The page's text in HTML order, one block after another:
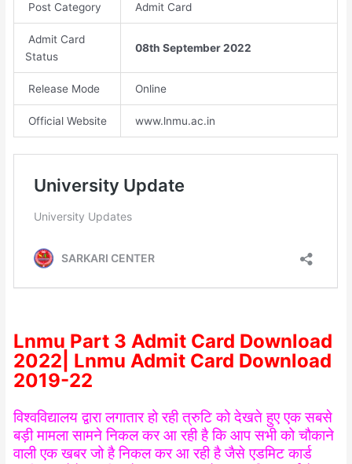
Post Category Admit Card
Admit Card
Status
08th September 2022
Release Mode Online
Official Website www.lnmu.ac.in
Lnmu Part 3 Admit Card Download
2022| Lnmu Admit Card Download
2019-22
विश्वविद्यालय द्वारा लगातार हो रही त्रुटि को देखते हुए एक सबसे
बड़ी मामला सामने निकल कर आ रही है कि आप सभी को चौकाने
वाली एक खबर जो है निकल कर आ रही है जैसे एडमिट कार्ड